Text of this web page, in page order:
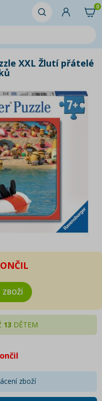
0
XXL Žlutí přátelé
ZBOŽÍ
13 DĚTEM
zboží